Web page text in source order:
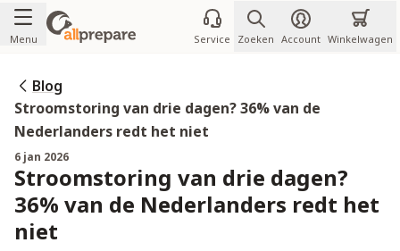
Ga naar de inhoud
Menu Service Zoeken Account Winkelwagen
Blog
Stroomstoring van drie dagen? 36% van de
Nederlanders redt het niet
6 jan 2026
Stroomstoring van drie dagen?
36% van de Nederlanders redt het
niet